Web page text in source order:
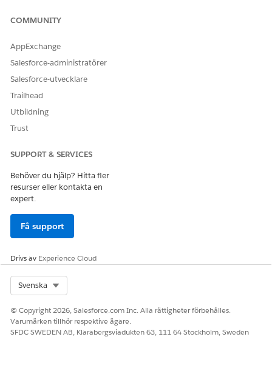
COMMUNITY
AppExchange
Salesforce-administratörer
Salesforce-utvecklare
Trailhead
Utbildning
Trust
SUPPORT & SERVICES
Behöver du hjälp? Hitta fler
resurser eller kontakta en
expert.
Få support
Drivs av Experience Cloud
Svenska
© Copyright 2026, Salesforce.com Inc. Alla rättigheter förbehålles.
Varumärken tillhör respektive ägare.
SFDC SWEDEN AB, Klarabergsviadukten 63, 111 64 Stockholm, Sweden